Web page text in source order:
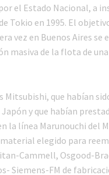
el Estado Nacional, a
Tokio en 1995. El
vez en Buenos Aires se
masiva de la flota de
Mitsubishi, que habían
Japón y que habían
la línea Marunouchi del
elegido para
Cammell, Osgood-
Siemens-FM de